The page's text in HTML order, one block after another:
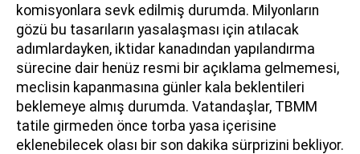
komisyonlara sevk edilmiş durumda. Milyonların
gözü bu tasarıların yasalaşması için atılacak
adımlardayken, iktidar kanadından yapılandırma
sürecine dair henüz resmi bir açıklama gelmemesi,
meclisin kapanmasına günler kala beklentileri
beklemeye almış durumda. Vatandaşlar, TBMM
tatile girmeden önce torba yasa içerisine
eklenebilecek olası bir son dakika sürprizini bekliyor.